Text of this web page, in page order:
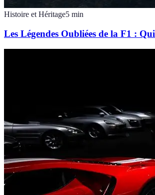
Histoire et Héritage5 min
Les Légendes Oubliées de la F1 :